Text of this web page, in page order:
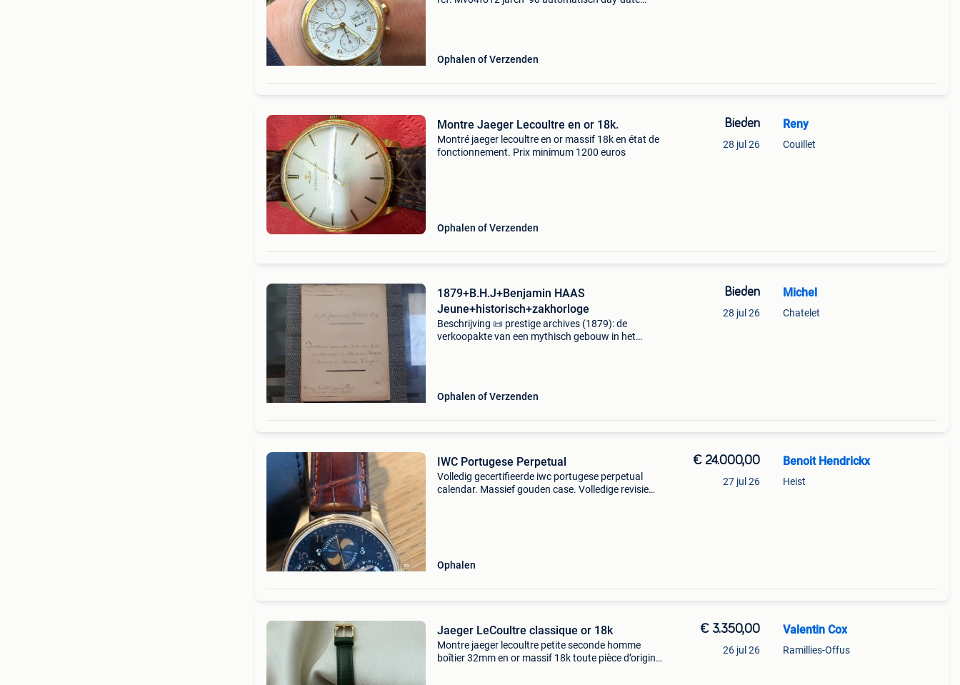
Ophalen of Verzenden
Montre Jaeger Lecoultre en or 18k.
Montré jaeger lecoultre en or massif 18k en état de
fonctionnement. Prix minimum 1200 euros
Ophalen of Verzenden
Bieden
28 jul 26
Reny
Couillet
1879+B.H.J+Benjamin HAAS
Jeune+historisch+zakhorloge
Beschrijving 📜 prestige archives (1879): de
verkoopakte van een mythisch gebouw in het
Ophalen of Verzenden
Bieden
28 jul 26
Michel
Chatelet
IWC Portugese Perpetual
Volledig gecertifieerde iwc portugese perpetual
calendar. Massief gouden case. Volledige revisie
Ophalen
€ 24.000,00
27 jul 26
Benoit Hendrickx
Heist
Jaeger LeCoultre classique or 18k
Montre jaeger lecoultre petite seconde homme
boîtier 32mm en or massif 18k toute pièce d’origine
€ 3.350,00
26 jul 26
Valentin Cox
Ramillies-Offus